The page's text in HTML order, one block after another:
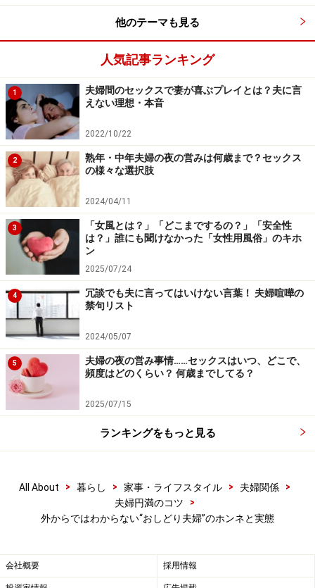
他のテーマも見る
人気記事ランキング
1
夫婦間のセックスで妻が喜ぶプレイとは？夫に言
えない理想・本音
2022/10/22
2
熟年・中年夫婦の夜の営みは何歳まで？セックス
の様々な選択肢
2024/04/11
3
「女風とは？」「どこまでするの？」「安全性
は？」誰にも聞けなかった「女性用風俗」のキホ
ン
2025/07/24
4
冗談でも夫に言ってはいけない言葉！ 夫婦喧嘩の
禁句リスト
2024/05/07
5
夫婦の夜の営み事情……セックスはいつ、どこで、
頻度はどのくらい？ 何歳までしてる？
2025/07/15
ランキングをもっと見る
All About > 暮らし > 家事・ライフスタイル > 夫婦関係
>
夫婦円満のコツ
>
外からではわからない“おしどり夫婦”のホンネと実態
会社概要 採用情報